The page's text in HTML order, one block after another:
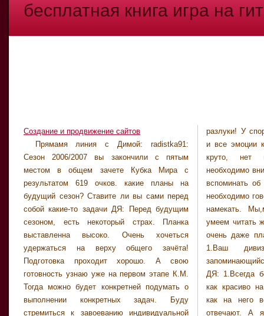
бесплатная книга игра на
Создание и продвижение сайтов
Прямамя линия с Димой: radistka91:
Сезон 2006/2007 вы закончили с пятым
местом в общем зачете Кубка Мира с
результатом 619 очков. какие планы на
будущий сезон? Ставите ли вы сами перед
собой какие-то задачи ДЯ: Перед будущим
сезоном, есть некоторый страх. Планка
выставленна высоко. Очень хочеться
удержаться на верху общего зачёта!
Подготовка проходит хорошо. А свою
готовность узнаю уже на первом этапе К.М.
Тогда можно будет конкретней подумать о
выполнении конкретных задач. Буду
стремиться к завоеванию индивидуальной
разлуки! У
и все эмоции как в первый раз! Это очень
круто, нет привыкания! 3. Женщине
необходимо внимание по определению! Надо
вспоминать об это хоть иногда. А женщине
необходимо говорить чего она хочет, хотя бы
намекать. Мы,мужчины, к сожалению, не
умеем читать женские мысли!!! Стать отцом
очень даже планирую и очень хочу! Элла:
1.Ваш дивиз в жизни? 2.Самый
запоминающийся подарок, сделанный Вам?
ДЯ: 1.Всегда боялся этого вопроса! Думал
как красиво на него ответить. Посмотришь
как на него всегда так ловко и красиво
отвечают. А я так и не сформулировал
Привет,
возможности задать тебе вопрос. В
последний год наши болельщики начали
активно «подражать» европейским - на
попадание в цель кричать одни возгласы, на
промахи-другие. Помогает или мешает это в
стрельбе. И как ты относишься к поддержке
болельщиков на трасе? Спасибо за ответ,
удачи тебе, Дима, во всем!!!! ДЯ: На мой
взгляд, индивидуальная гонка это несколько
затянутое действие. Нет динамики.
Интересно смотреть только последний